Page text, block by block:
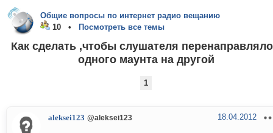
Общие вопросы по интернет радио вещанию
10 •
Посмотреть все темы
Как сделать ,чтобы слушателя
одного маунта на другой
1
aleksei123 @aleksei123 18.04.2012